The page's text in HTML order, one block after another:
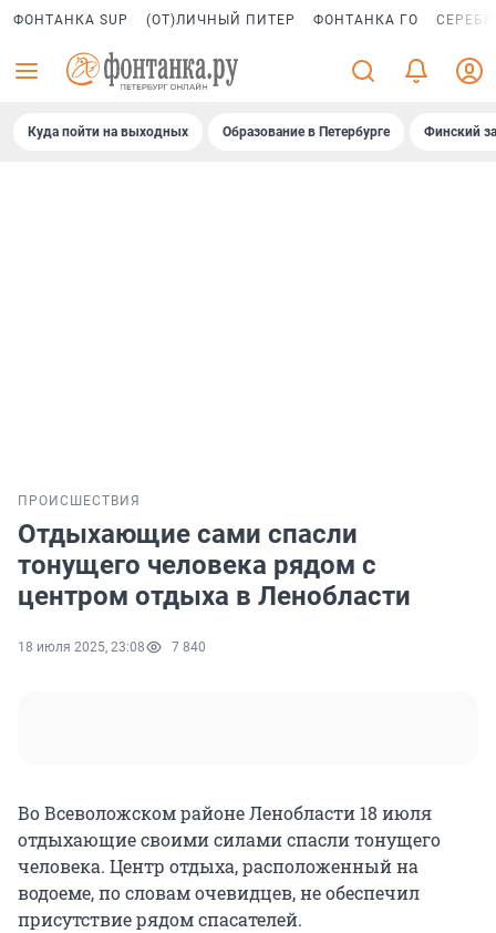
ФОНТАНКА SUP (ОТ)ЛИЧНЫЙ ПИТЕР ФОНТАНКА ГО
Куда пойти на выходных Образование в Петербурге Финский
ПРОИСШЕСТВИЯ
Отдыхающие сами спасли
тонущего человека рядом с
центром отдыха в Ленобласти
18 июля 2025, 23:08 7 840
Во Всеволожском районе Ленобласти 18 июля
отдыхающие своими силами спасли тонущего
человека. Центр отдыха, расположенный на
водоеме, по словам очевидцев, не обеспечил
присутствие рядом спасателей.